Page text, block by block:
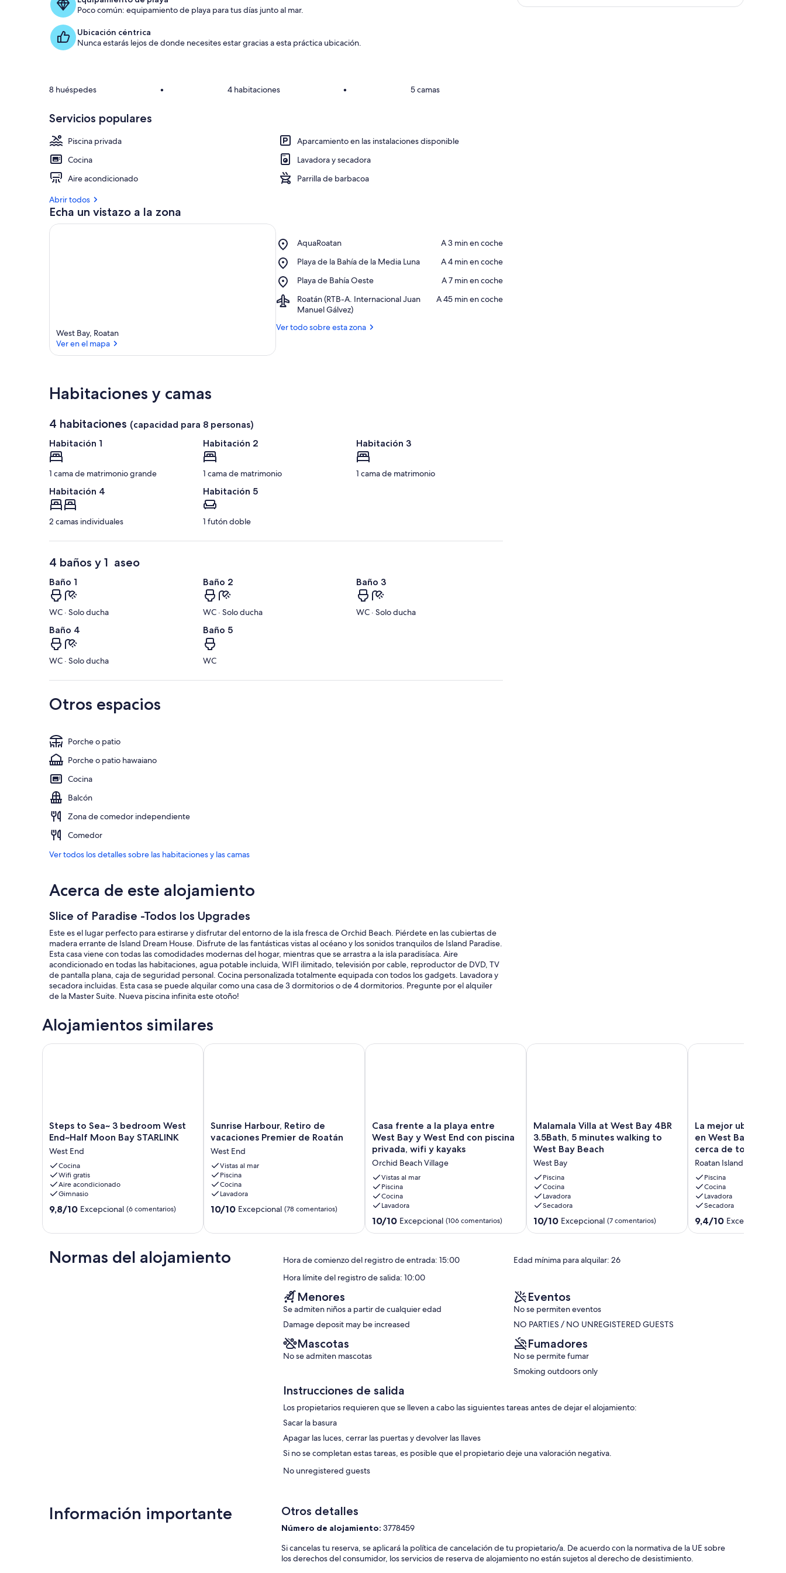
d
l
a
m
n
Poco común: equipamiento de playa para tus días junto al mar.
Ubicación céntrica
Nunca estarás lejos de donde necesites estar gracias a esta práctica ubicación.
8 huéspedes • 4 habitaciones • 5 camas
Servicios populares
Piscina privada
Aparcamiento en las instalaciones disponible
Cocina
Lavadora y secadora
Aire acondicionado
Parrilla de barbacoa
Abrir todos
Echa un vistazo a la zona
West Bay, Roatan
Ver en el mapa
AquaRoatan
Place,
‪A 3 min en coche‬
Playa de la Bahía de la Media Luna
Place,
de
Bahía
de
la
‪A 4 min en coche‬
Playa de Bahía Oeste
Place,
de
Bahía
Oeste
‪A 7 min en coche‬
Roatán (RTB-A. Internacional Juan
Manuel Gálvez)
Airport,
Roatán
A.
‪A 45 min en coche‬
Ver todo sobre esta zona
Habitaciones y camas
4 habitaciones (capacidad para 8 personas)
Habitación 1
1 cama de matrimonio grande
Habitación 2
1 cama de matrimonio
Habitación 3
1 cama de matrimonio
Habitación 4
2 camas individuales
Habitación 5
1 futón doble
4 baños y 1 aseo
Baño 1
WC · Solo ducha
Baño 2
WC · Solo ducha
Baño 3
WC · Solo ducha
Baño 4
WC · Solo ducha
Baño 5
WC
Otros espacios
Porche o patio
Porche o patio hawaiano
Cocina
Balcón
Zona de comedor independiente
Comedor
Ver todos los detalles sobre las habitaciones y las camas
Acerca de este alojamiento
Slice of Paradise -Todos los Upgrades
Este es el lugar perfecto para estirarse y disfrutar del entorno de la isla fresca de Orchid Beach. Piérdete en las cubiertas de
madera errante de Island Dream House. Disfrute de las fantásticas vistas al océano y los sonidos tranquilos de Island Paradise.
Esta casa viene con todas las comodidades modernas del hogar, mientras que se arrastra a la isla paradisíaca. Aire
acondicionado en todas las habitaciones, agua potable incluida, WIFI ilimitado, televisión por cable, reproductor de DVD, TV
de pantalla plana, caja de seguridad personal. Cocina personalizada totalmente equipada con todos los gadgets. Lavadora y
secadora incluidas. Esta casa se puede alquilar como una casa de 3 dormitorios o de 4 dormitorios. Pregunte por el alquiler
de la Master Suite. Nueva piscina infinita este otoño!
Alojamientos similares
Steps
to
3
bedroom
West
End~Half
Moon
Bay
Steps to Sea~ 3 bedroom West
End~Half Moon Bay STARLINK
West End
Cocina
Wifi gratis
Aire acondicionado
Gimnasio
9.8
(6 comentarios)
9,8/10 Excepcional (6 comentarios)
Steps to Sea~ 3 bedroom West End~Half Moon Bay STARLINK
Sunrise
Harbour,
de
vacaciones
Premier
de
Roatán
West
Sunrise Harbour, Retiro de
vacaciones Premier de Roatán
West End
Vistas al mar
Piscina
Cocina
Lavadora
10.0
(78 comentarios)
10/10 Excepcional (78 comentarios)
Sunrise Harbour, Retiro de vacaciones Premier de Roatán
Casa
frente
a
la
playa
entre
West
Bay
y
West
privada,
y
Beach
Village
Casa frente a la playa entre
West Bay y West End con piscina
privada, wifi y kayaks
Orchid Beach Village
Vistas al mar
Piscina
Cocina
Lavadora
10.0
sobre
(106 comentarios)
10/10 Excepcional (106 comentarios)
Casa frente a la playa entre West Bay y West End con piscina privada, wifi y kayaks
Malamala
Villa
at
West
Bay
4BR
3.5Bath,
5
minutes
walking
Beach
Malamala Villa at West Bay 4BR
3.5Bath, 5 minutes walking to
West Bay Beach
West Bay
Piscina
Cocina
Lavadora
Secadora
10.0
sobre
(7 comentarios)
10/10 Excepcional (7 comentarios)
Malamala Villa at West Bay 4BR 3.5Bath, 5 minutes walking
La
mejor
ubicación
frente
al
mar
en
West
Bay
Beach-
La mejor ubicación
en West Bay
cerca de todo
Roatan Island
Piscina
Cocina
Lavadora
Secadora
9.4
sobre
9,4/10 Excepcional
La mejor ubicación
Normas del alojamiento Hora de comienzo del registro de entrada: 15:00
Edad mínima para alquilar: 26
Hora límite del registro de salida: 10:00
Menores
Se admiten niños a partir de cualquier edad
Damage deposit may be increased
Eventos
No se permiten eventos
NO PARTIES / NO UNREGISTERED GUESTS
Mascotas
No se admiten mascotas
Fumadores
No se permite fumar
Smoking outdoors only
Instrucciones de salida
Los propietarios requieren que se lleven a cabo las siguientes tareas antes de dejar el alojamiento:
Sacar la basura
Apagar las luces, cerrar las puertas y devolver las llaves
Si no se completan estas tareas, es posible que el propietario deje una valoración negativa.
No unregistered guests
Información importante Otros detalles
Número de alojamiento:3778459
Si cancelas tu reserva, se aplicará la política de cancelación de tu propietario/a. De acuerdo con la normativa de la UE sobre
los derechos del consumidor, los servicios de reserva de alojamiento no están sujetos al derecho de desistimiento.